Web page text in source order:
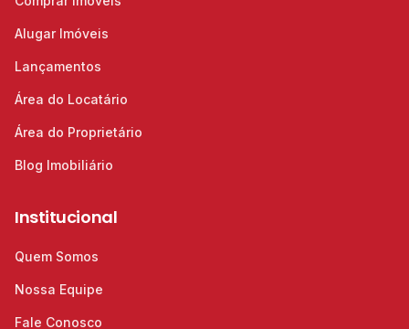
Alugar Imóveis
Lançamentos
Área do Locatário
Área do Proprietário
Blog Imobiliário
Institucional
Quem Somos
Nossa Equipe
Fale Conosco